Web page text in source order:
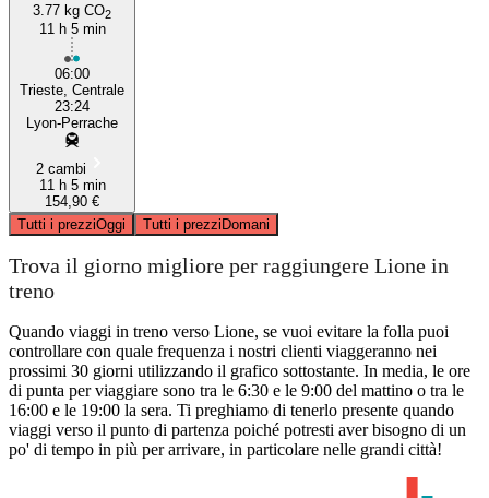
3.77 kg CO2
11 h 5 min
06:00
Trieste, Centrale
23:24
Lyon-Perrache
2 cambi
11 h 5 min
154,90 €
Tutti i prezziOggi Tutti i prezziDomani
Trova il giorno migliore per raggiungere Lione in
treno
Quando viaggi in treno verso Lione, se vuoi evitare la folla puoi
controllare con quale frequenza i nostri clienti viaggeranno nei
prossimi 30 giorni utilizzando il grafico sottostante. In media, le ore
di punta per viaggiare sono tra le 6:30 e le 9:00 del mattino o tra le
16:00 e le 19:00 la sera. Ti preghiamo di tenerlo presente quando
viaggi verso il punto di partenza poiché potresti aver bisogno di un
po' di tempo in più per arrivare, in particolare nelle grandi città!